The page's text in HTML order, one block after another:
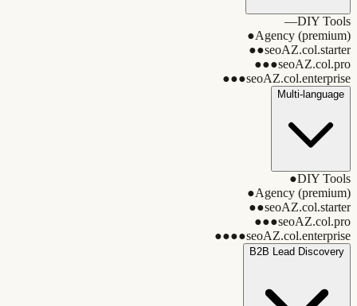
DIY Tools
—
Agency (premium)
●
seoAZ.col.starter
●●
seoAZ.col.pro
●●●
seoAZ.col.enterprise
●●●
Multi-language
DIY Tools
●
Agency (premium)
●
seoAZ.col.starter
●●
seoAZ.col.pro
●●●
seoAZ.col.enterprise
●●●●
B2B Lead Discovery